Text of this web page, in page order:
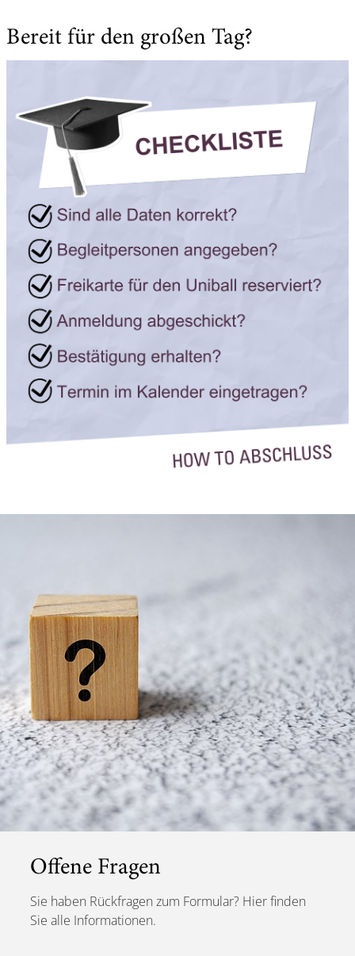
Bereit für den großen Tag?
Offene Fragen
Sie haben Rückfragen zum Formular? Hier finden
Sie alle Informationen.